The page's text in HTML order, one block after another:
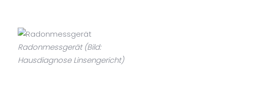
Radonmessgerät (Bild:
Hausdiagnose Linsengericht)